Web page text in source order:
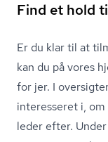
Find et hold
Er du klar til at
kan du på vores
for jer. I
interesseret i,
leder efter.